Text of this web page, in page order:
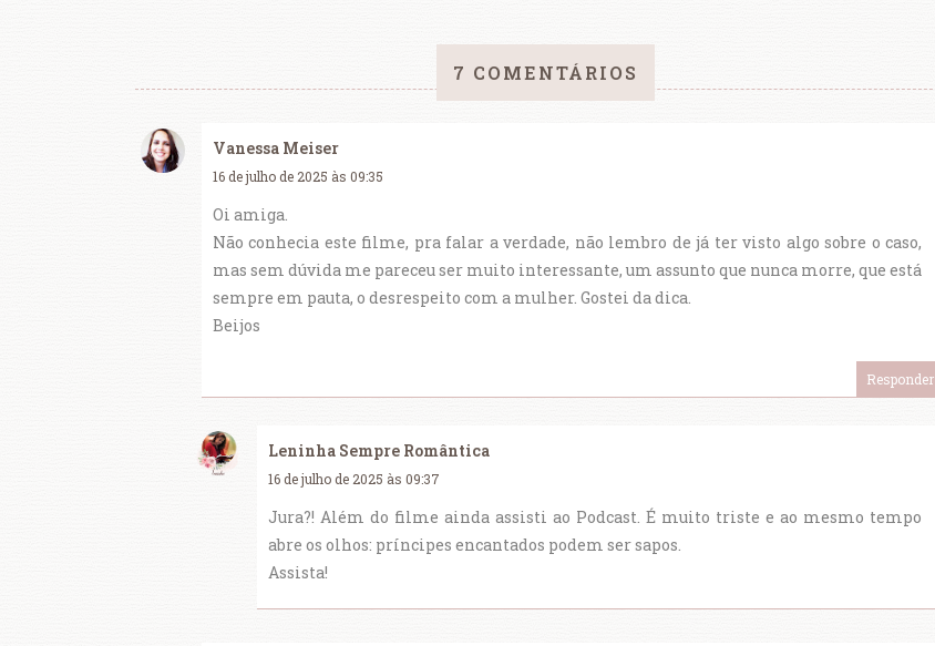
7 COMENTÁRIOS
Vanessa Meiser
16 de julho de 2025 às 09:35
Oi amiga.
Não conhecia este filme, pra falar a verdade, não lembro de já ter visto algo sobre o caso,
mas sem dúvida me pareceu ser muito interessante, um assunto que nunca morre, que está
sempre em pauta, o desrespeito com a mulher. Gostei da dica.
Beijos
Responder
Leninha Sempre Romântica
16 de julho de 2025 às 09:37
Jura?! Além do filme ainda assisti ao Podcast. É muito triste e ao mesmo tempo
abre os olhos: príncipes encantados podem ser sapos.
Assista!